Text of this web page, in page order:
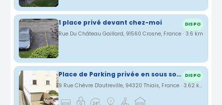
1 place privé devant chez-moi DISPO
Rue Du Château Gaillard, 91560 Crosne, France · 3.6 km
Place de Parking privée en sous sol à louer proche aéroport orly 5 minutes DISPO
9 Rue Chèvre D'autreville, 94320 Thiais, France · 3.62 km